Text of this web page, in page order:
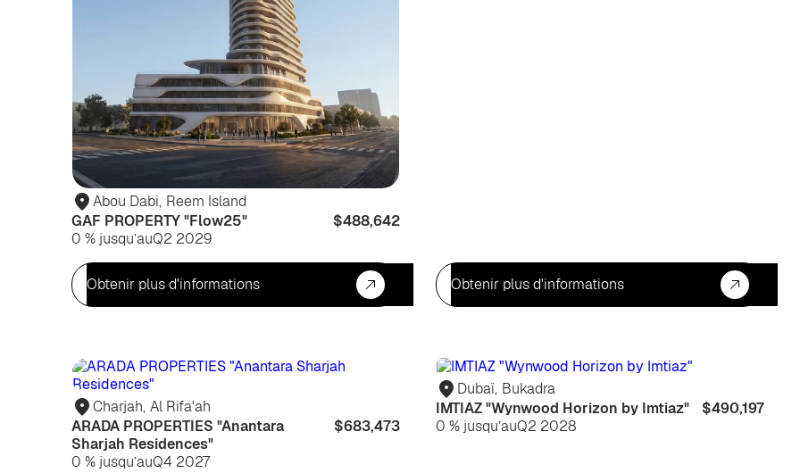
Abou Dabi, Reem Island
GAF PROPERTY "Flow25"
$488,642
0 % jusqu’auQ2 2029
Obtenir plus d'informations Obtenir plus d'informations
Pour
habiter
Charjah, Al Rifa'ah
ARADA PROPERTIES "Anantara
Sharjah Residences"
$683,473
0 % jusqu’auQ4 2027
Dubaï, Bukadra
IMTIAZ "Wynwood Horizon by Imtiaz"
$490,197
0 % jusqu’auQ2 2028